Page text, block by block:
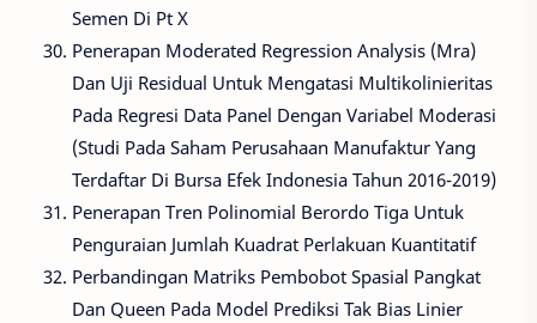
Semen Di Pt X
Penerapan Moderated Regression Analysis (Mra)
Dan Uji Residual Untuk Mengatasi Multikolinieritas
Pada Regresi Data Panel Dengan Variabel Moderasi
(Studi Pada Saham Perusahaan Manufaktur Yang
Terdaftar Di Bursa Efek Indonesia Tahun 2016-2019)
Penerapan Tren Polinomial Berordo Tiga Untuk
Penguraian Jumlah Kuadrat Perlakuan Kuantitatif
Perbandingan Matriks Pembobot Spasial Pangkat
Dan Queen Pada Model Prediksi Tak Bias Linier